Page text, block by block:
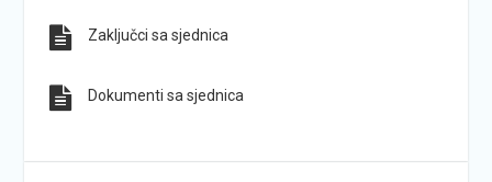
Zaključci sa sjednica
Dokumenti sa sjednica